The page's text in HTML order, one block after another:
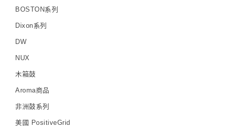
BOSTON系列
Dixon系列
DW
NUX
木箱鼓
Aroma商品
非洲鼓系列
美國 PositiveGrid